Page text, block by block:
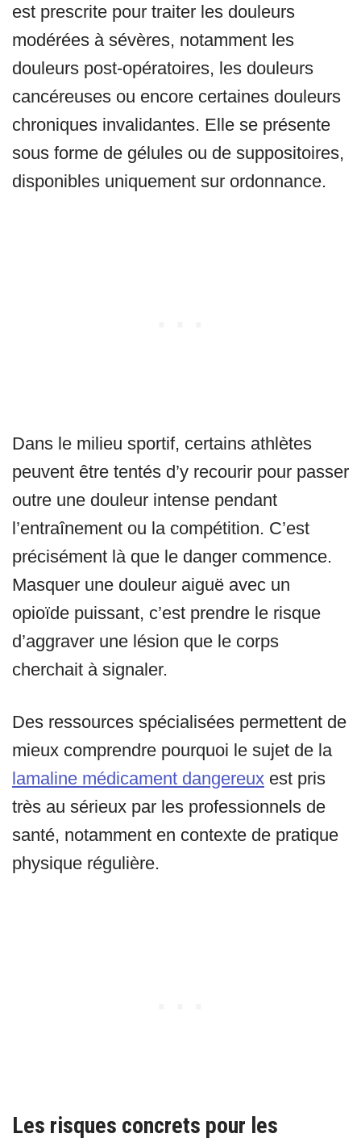
est prescrite pour traiter les douleurs
modérées à sévères, notamment les
douleurs post-opératoires, les douleurs
cancéreuses ou encore certaines douleurs
chroniques invalidantes. Elle se présente
sous forme de gélules ou de suppositoires,
disponibles uniquement sur ordonnance.
Dans le milieu sportif, certains athlètes
peuvent être tentés d’y recourir pour passer
outre une douleur intense pendant
l’entraînement ou la compétition. C’est
précisément là que le danger commence.
Masquer une douleur aiguë avec un
opioïde puissant, c’est prendre le risque
d’aggraver une lésion que le corps
cherchait à signaler.
Des ressources spécialisées permettent de
mieux comprendre pourquoi le sujet de la
lamaline médicament dangereux est pris
très au sérieux par les professionnels de
santé, notamment en contexte de pratique
physique régulière.
Les risques concrets pour les